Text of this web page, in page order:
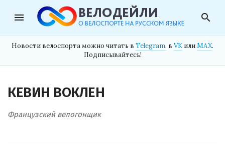
menu search
Новости велоспорта можно читать в Telegram, в VK илиMAX.
Подписывайтесь!
КЕВИН ВОКЛЕН
Французский велогонщик